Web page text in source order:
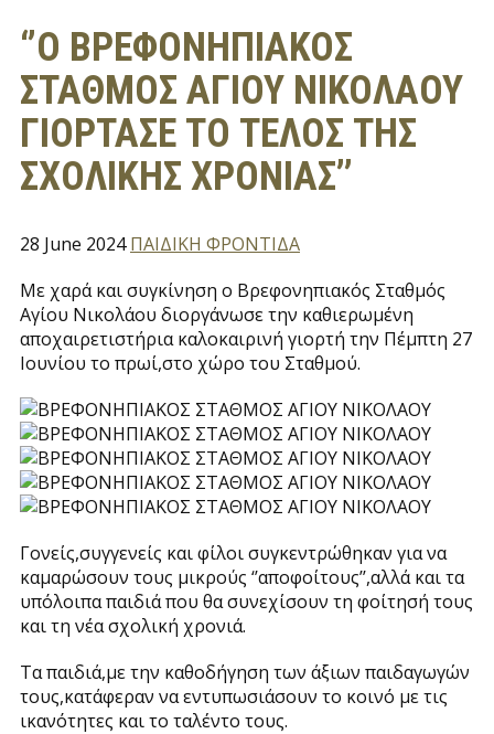
‘’Ο BΡΕΦΟΝΗΠΙΑΚΟΣ
ΣΤΑΘΜΟΣ ΑΓΙΟΥ ΝΙΚΟΛΑΟΥ
ΓΙΟΡΤΑΣΕ ΤΟ ΤΕΛΟΣ ΤΗΣ
ΣΧΟΛΙΚΗΣ ΧΡΟΝΙΑΣ’’
28 June 2024 ΠΑΙΔΙΚΗ ΦΡΟΝΤΙΔΑ
Με χαρά και συγκίνηση ο Βρεφονηπιακός Σταθμός
Αγίου Νικολάου διοργάνωσε την καθιερωμένη
αποχαιρετιστήρια καλοκαιρινή γιορτή την Πέμπτη 27
Ιουνίου το πρωί,στο χώρο του Σταθμού.
Γονείς,συγγενείς και φίλοι συγκεντρώθηκαν για να
καμαρώσουν τους μικρούς ‘’αποφοίτους’’,αλλά και τα
υπόλοιπα παιδιά που θα συνεχίσουν τη φοίτησή τους
και τη νέα σχολική χρονιά.
Τα παιδιά,με την καθοδήγηση των άξιων παιδαγωγών
τους,κατάφεραν να εντυπωσιάσουν το κοινό με τις
ικανότητες και το ταλέντο τους.